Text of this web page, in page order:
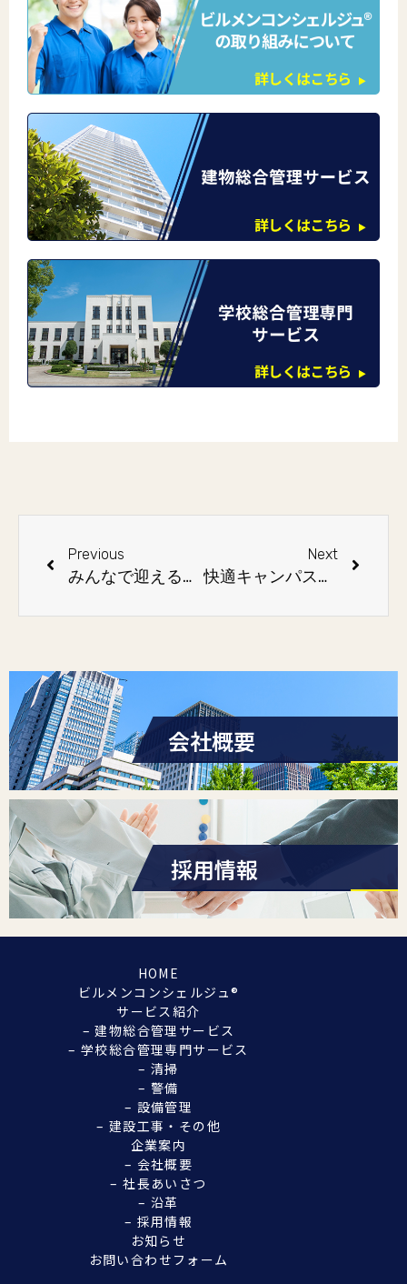
Previous
みんなで迎える新年度：新しい警備体制と心をつなぐ理念
Next
快適キャンパスのヒミツ、ここにあります」 ― 清掃の力で学びの空間を守ります ―
会社概要
採用情報
HOME
ビルメンコンシェルジュ®︎
サービス紹介
– 建物総合管理サービス
– 学校総合管理専門サービス
– 清掃
– 警備
– 設備管理
– 建設工事・その他
企業案内
– 会社概要
– 社長あいさつ
– 沿革
– 採用情報
お知らせ
お問い合わせフォーム